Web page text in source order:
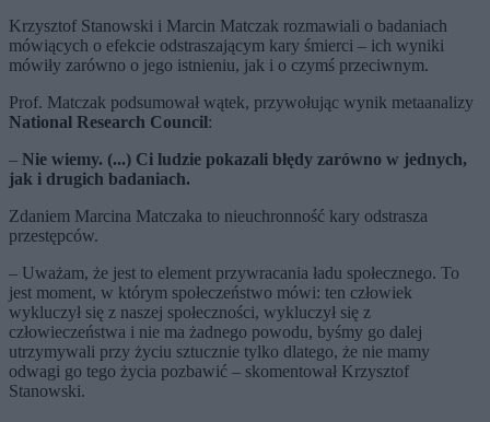
Krzysztof Stanowski i Marcin Matczak rozmawiali o badaniach
mówiących o efekcie odstraszającym kary śmierci – ich wyniki
mówiły zarówno o jego istnieniu, jak i o czymś przeciwnym.
Prof. Matczak podsumował wątek, przywołując wynik metaanalizy
National Research Council:
– Nie wiemy. (...) Ci ludzie pokazali błędy zarówno w jednych,
jak i drugich badaniach.
Zdaniem Marcina Matczaka to nieuchronność kary odstrasza
przestępców.
– Uważam, że jest to element przywracania ładu społecznego. To
jest moment, w którym społeczeństwo mówi: ten człowiek
wykluczył się z naszej społeczności, wykluczył się z
człowieczeństwa i nie ma żadnego powodu, byśmy go dalej
utrzymywali przy życiu sztucznie tylko dlatego, że nie mamy
odwagi go tego życia pozbawić – skomentował Krzysztof
Stanowski.